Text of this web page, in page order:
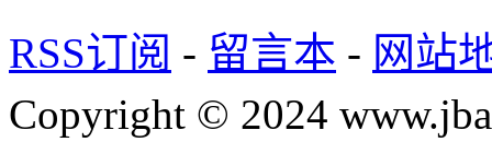
RSS订阅 - 留言本 - 网站
Copyright © 2024